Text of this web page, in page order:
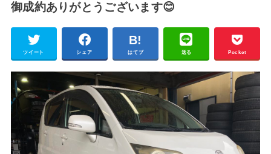
御成約ありがとうございます😊
ツイート シェア はてブ 送る Pocket